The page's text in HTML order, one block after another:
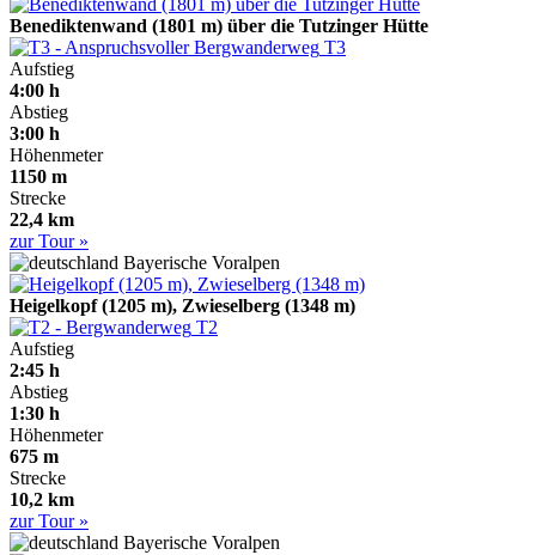
Benediktenwand (1801 m) über die Tutzinger Hütte
T3
Aufstieg
4:00 h
Abstieg
3:00 h
Höhenmeter
1150 m
Strecke
22,4 km
zur Tour »
Bayerische Voralpen
Heigelkopf (1205 m), Zwieselberg (1348 m)
T2
Aufstieg
2:45 h
Abstieg
1:30 h
Höhenmeter
675 m
Strecke
10,2 km
zur Tour »
Bayerische Voralpen